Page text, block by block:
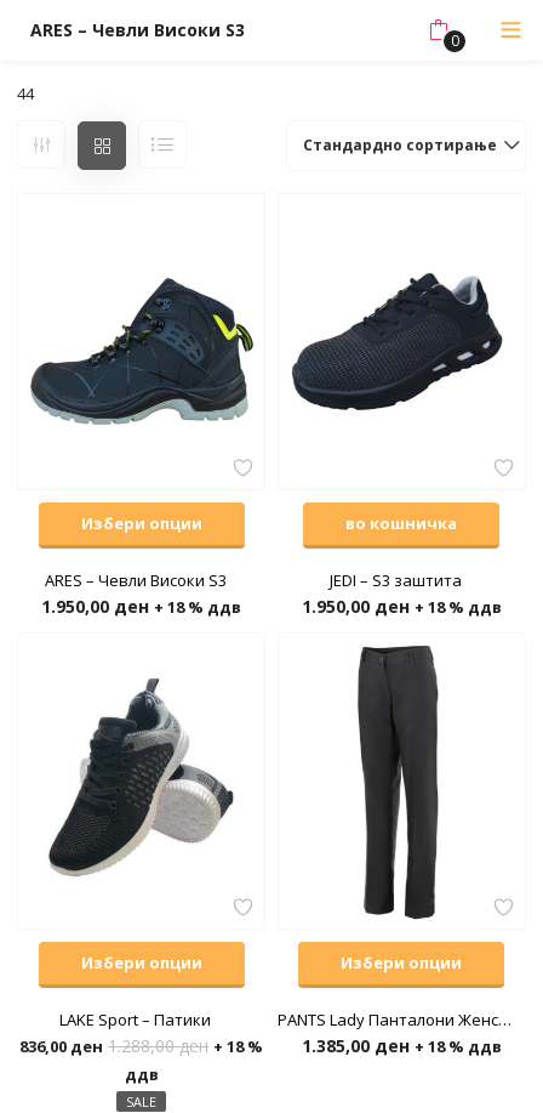
ARES – Чевли Високи S3 0
44
Стандардно сортирање
Избери опции
ARES – Чевли Високи S3
1.950,00 ден + 18 % ддв
во кошничка
JEDI – S3 заштита
1.950,00 ден + 18 % ддв
Избери опции
LAKE Sport – Патики
836,00 ден 1.288,00ден + 18 %
ддв
SALE
Избери опции
PANTS Lady Панталони Женски
1.385,00 ден + 18 % ддв